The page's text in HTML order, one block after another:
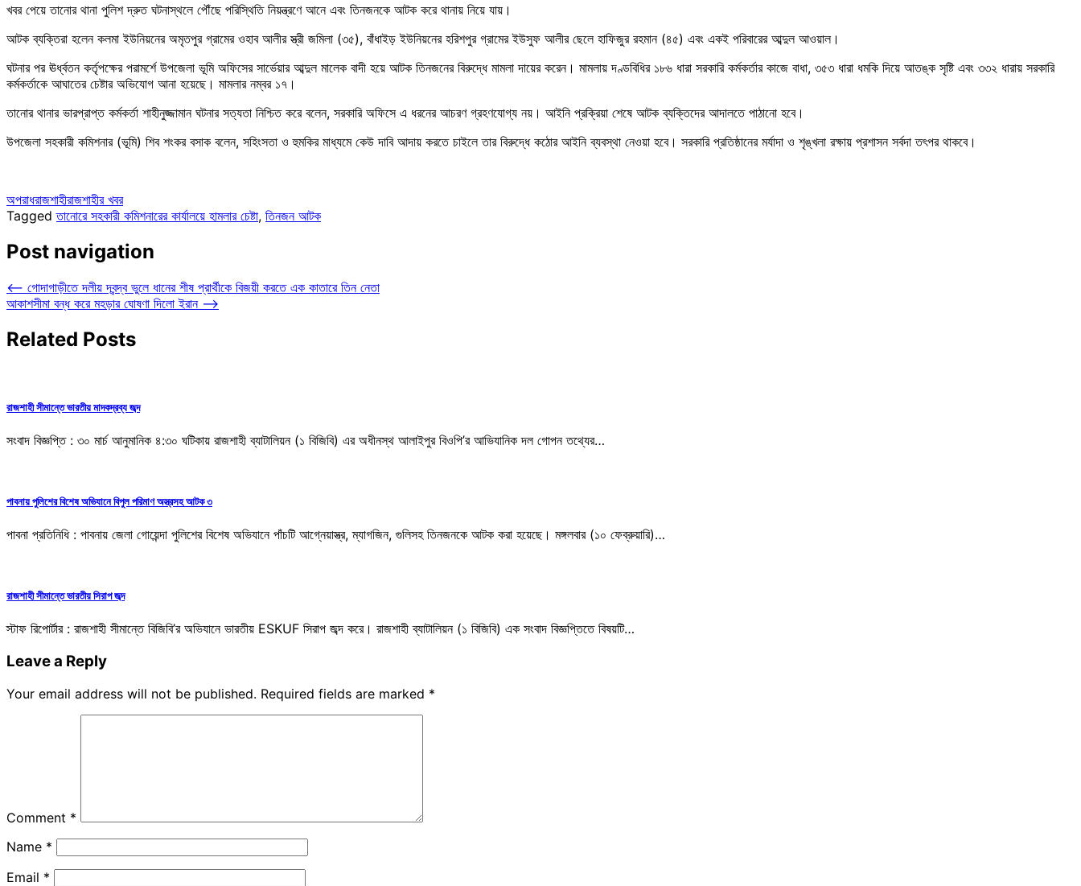
খবর পেয়ে তানোর থানা পুলিশ দ্রুত ঘটনাস্থলে পৌঁছে পরিস্থিতি নিয়ন্ত্রণে আনে এবং তিনজনকে আটক করে থানায় নিয়ে যায়।
আটক ব্যক্তিরা হলেন কলমা ইউনিয়নের অমৃতপুর গ্রামের ওহাব আলীর স্ত্রী জমিলা (৩৫), বাঁধাইড় ইউনিয়নের হরিশপুর গ্রামের ইউসুফ আলীর ছেলে হাফিজুর রহমান (৪৫) এবং একই পরিবারের আব্দুল আওয়াল।
ঘটনার পর ঊর্ধ্বতন কর্তৃপক্ষের পরামর্শে উপজেলা ভূমি অফিসের সার্ভেয়ার আব্দুল মালেক বাদী হয়ে আটক তিনজনের বিরুদ্ধে মামলা দায়ের করেন। মামলায় দণ্ডবিধির ১৮৬ ধারা সরকারি কর্মকর্তার কাজে বাধা, ৩৫৩ ধারা ধমকি দিয়ে আতঙ্ক সৃষ্টি এবং ৩৩২ ধারায় সরকারি
কর্মকর্তাকে আঘাতের চেষ্টার অভিযোগ আনা হয়েছে। মামলার নম্বর ১৭।
তানোর থানার ভারপ্রাপ্ত কর্মকর্তা শাহীনুজ্জামান ঘটনার সত্যতা নিশ্চিত করে বলেন, সরকারি অফিসে এ ধরনের আচরণ গ্রহণযোগ্য নয়। আইনি প্রক্রিয়া শেষে আটক ব্যক্তিদের আদালতে পাঠানো হবে।
উপজেলা সহকারী কমিশনার (ভূমি) শিব শংকর বসাক বলেন, সহিংসতা ও হুমকির মাধ্যমে কেউ দাবি আদায় করতে চাইলে তার বিরুদ্ধে কঠোর আইনি ব্যবস্থা নেওয়া হবে। সরকারি প্রতিষ্ঠানের মর্যাদা ও শৃঙ্খলা রক্ষায় প্রশাসন সর্বদা তৎপর থাকবে।
অপরাধরাজশাহীরাজশাহীর খবর
Taggedতানোরে সহকারী কমিশনারের কার্যালয়ে হামলার চেষ্টা, তিনজন আটক
Post navigation
⟵ গোদাগাড়ীতে দলীয় দ্বন্দ্ব ভুলে ধানের শীষ প্রার্থীকে বিজয়ী করতে এক কাতারে তিন নেতা
আকাশসীমা বন্ধ করে মহড়ার ঘোষণা দিলো ইরান ⟶
Related Posts
রাজশাহী সীমান্তে ভারতীয় মাদকদ্রব্য জব্দ
সংবাদ বিজ্ঞপ্তি : ৩০ মার্চ আনুমানিক ৪:৩০ ঘটিকায় রাজশাহী ব্যাটালিয়ন (১ বিজিবি) এর অধীনস্থ আলাইপুর বিওপি’র আভিযানিক দল গোপন তথ্যের…
পাবনায় পুলিশের বিশেষ অভিযানে বিপুল পরিমাণ অস্ত্রসহ আটক ৩
পাবনা প্রতিনিধি : পাবনায় জেলা গোয়েন্দা পুলিশের বিশেষ অভিযানে পাঁচটি আগ্নেয়াস্ত্র, ম্যাগজিন, গুলিসহ তিনজনকে আটক করা হয়েছে। মঙ্গলবার (১০ ফেব্রুয়ারি)…
রাজশাহী সীমান্তে ভারতীয় সিরাপ জব্দ
স্টাফ রিপোর্টার : রাজশাহী সীমান্তে বিজিবি’র অভিযানে ভারতীয় ESKUF সিরাপ জব্দ করে। রাজশাহী ব্যাটালিয়ন (১ বিজিবি) এক সংবাদ বিজ্ঞপ্তিতে বিষয়টি…
Leave a Reply
Your email address will not be published. Required fields are marked *
Comment *
Name *
Email *